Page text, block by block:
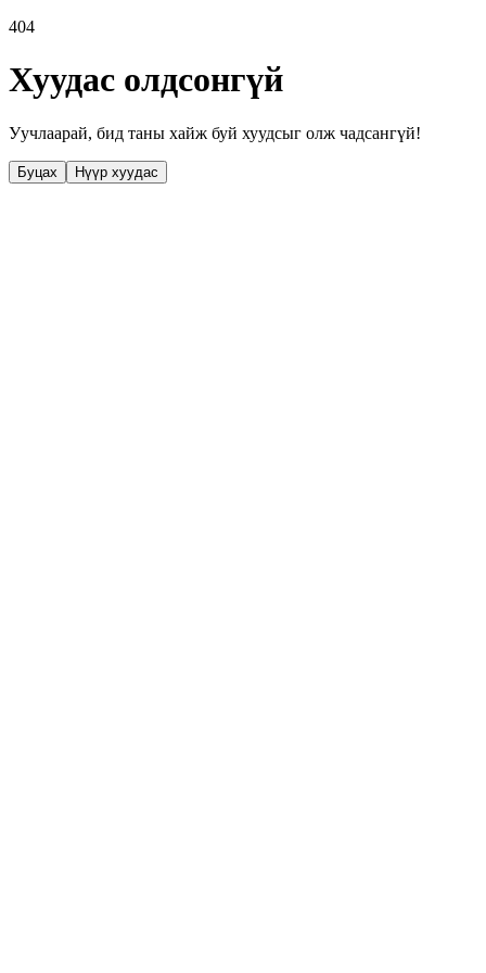
404
Хуудас олдсонгүй
Уучлаарай, бид таны хайж буй хуудсыг олж чадсангүй!
Буцах Нүүр хуудас